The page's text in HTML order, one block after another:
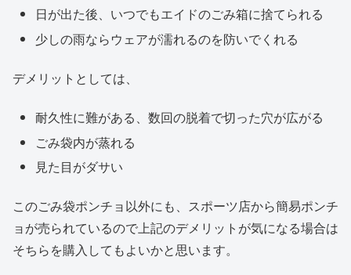
日が出た後、いつでもエイドのごみ箱に捨てられる
少しの雨ならウェアが濡れるのを防いでくれる
デメリットとしては、
耐久性に難がある、数回の脱着で切った穴が広がる
ごみ袋内が蒸れる
見た目がダサい
このごみ袋ポンチョ以外にも、スポーツ店から簡易ポンチ
ョが売られているので上記のデメリットが気になる場合は
そちらを購入してもよいかと思います。